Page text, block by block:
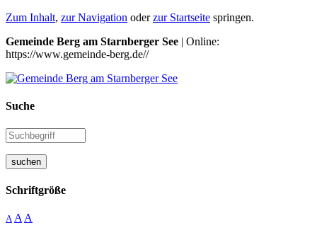
Zum Inhalt, zur Navigation oderzur Startseite springen.
Gemeinde Berg am Starnberger See | Online:
https://www.gemeinde-berg.de//
Suche
suchen
Schriftgröße
A A A